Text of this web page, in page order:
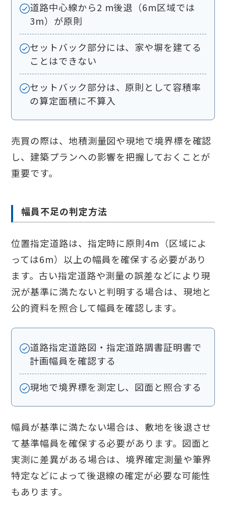
道路中心線から2 m後退（6m区域では
3m）が原則
セットバック部分には、家や塀を建てる
ことはできない
セットバック部分は、原則として容積率
の算定面積に不算入
売買の際は、地積測量図や現地で境界標を確認
し、建築プランへの影響を把握しておくことが
重要です。
幅員不足の判定方法
位置指定道路は、指定時に原則4m（区域によ
っては6m）以上の幅員を確保する必要があり
ます。古い指定道路や測量の誤差などにより現
況が基準に満たないと判明する場合は、現地と
公的資料を照合して幅員を確認します。
道路指定道路図・指定道路調書証明書で
計画幅員を確認する
現地で境界標を測定し、図面と照合する
幅員が基準に満たない場合は、敷地を後退させ
て基準幅員を確保する必要があります。図面と
実測に差異がある場合は、境界確定測量や筆界
特定などによって後退線の確定が必要な可能性
もあります。